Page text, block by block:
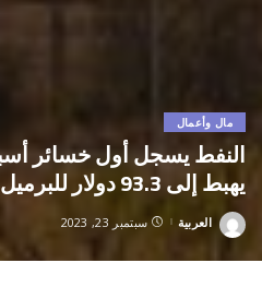
مال وأعمال
النفط يسجل أول خسائر
يهبط إلى 93.3 دولار للبرميل
Posted
العربية سبتمبر 23, 2023